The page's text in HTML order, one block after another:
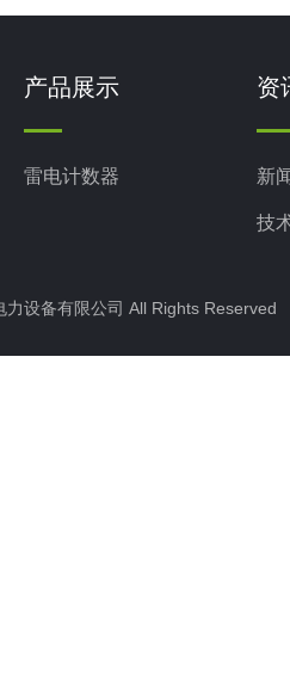
产品展示
雷电计数器
资
新
技
力设备有限公司 All Rights